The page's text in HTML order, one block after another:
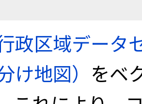
政区域データ
け地図） をベ